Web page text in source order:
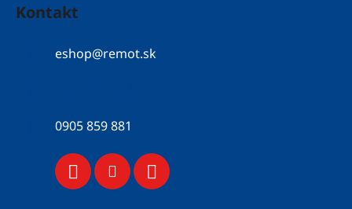
Kontakt
eshop@remot.sk
0905 859 881